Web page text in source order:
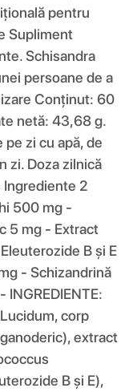
pentru
Supliment
Schisandra
persoane de a
Conținut: 60
netă: 43,68 g.
zi cu apă, de
zi. Doza zilnică
Ingrediente 2
500 mg -
5 mg - Extract
B și E
- Schizandrină
corp
extract
B și E),